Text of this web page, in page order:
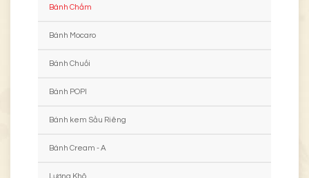
Bánh Chấm
Bánh Mocaro
Bánh Chuối
Bánh POPI
Bánh kem Sầu Riêng
Bánh Cream - A
Lương Khô